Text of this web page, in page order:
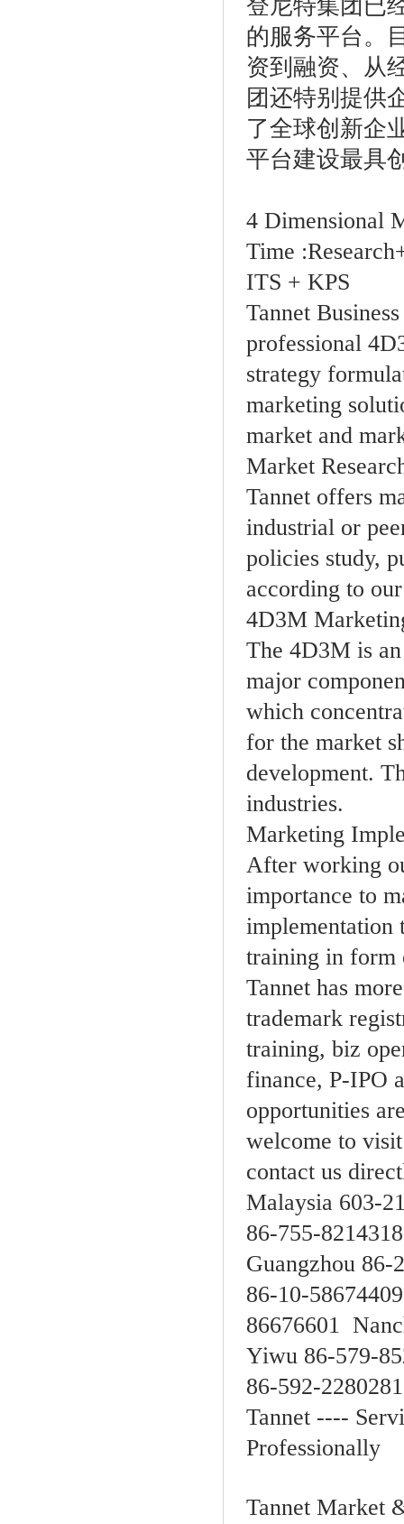
登尼特集团已
的服务平台。
资到融资、从
团还特别提供
了全球创新企
平台建设最具
4 Dimensional
Time
ITS + KPS
Tannet
professional
strategy
marketing
market and
Market
Tannet offers
industrial or
policies study,
according to
4D3M
The 4D3M is
major
which
for the market
development.
industries.
Marketing
After working
importance to
implementation
training in form
Tannet has
trademark
training, biz
finance, P-IPO
opportunities
welcome to
contact us
Malaysia 603-
86-755-
Guangzhou
86-10-
86676601
Yiwu 86-579-
86-592-2280281
Tannet ----
Professionally
Tannet Market